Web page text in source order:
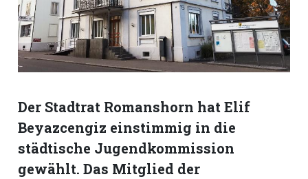
Romanshorn:
Mitteilungen
Der Stadtrat Romanshorn hat Elif
Beyazcengiz einstimmig in die
städtische Jugendkommission
gewählt. Das Mitglied der